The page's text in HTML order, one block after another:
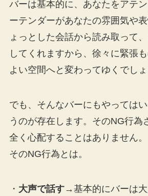
バーは基本的に、あなたをアテ
ーテンダーがあなたの雰囲気や
ょっとした会話から読み取って
してくれますから、徐々に緊張
よい空間へと変わってゆくでしょ
でも、そんなバーにもやっては
うのが存在します。そのNG行為
全く心配することはありません。
そのNG行為とは。
・ 大声で話す→基本的にバーは大